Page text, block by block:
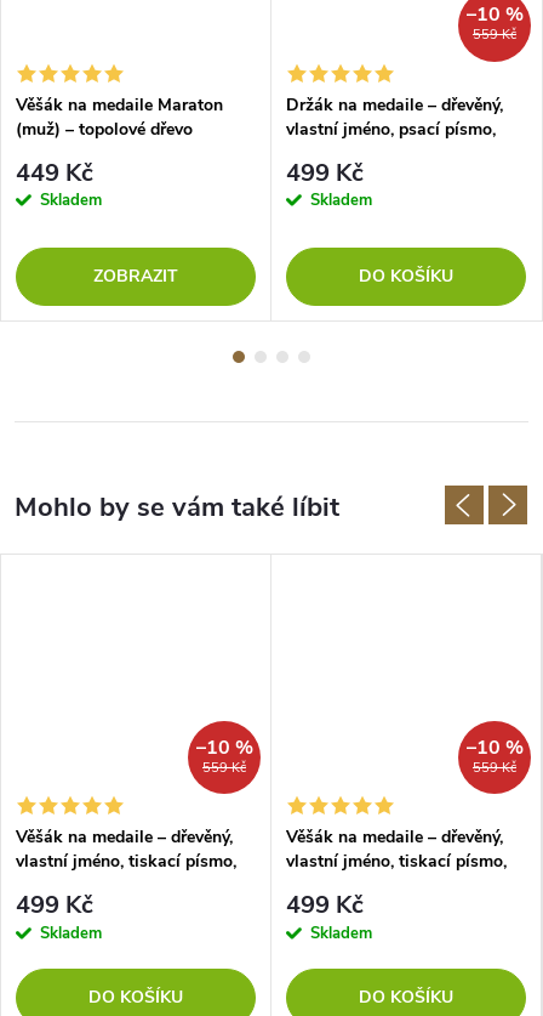
Věšák na medaile Maraton
(muž) – topolové dřevo
449 Kč
Skladem
ZOBRAZIT
559 Kč
–10 %
Držák na medaile – dřevěný,
vlastní jméno, psací písmo,
499 Kč
Skladem
DO KOŠÍKU
559 Kč
–10 %
Věšák na medaile – dřevěný,
vlastní jméno, tiskací písmo,
499 Kč
Skladem
DO KOŠÍKU
559 Kč
–10 %
Věšák na medaile – dřevěný,
vlastní jméno, tiskací písmo,
499 Kč
Skladem
DO KOŠÍKU